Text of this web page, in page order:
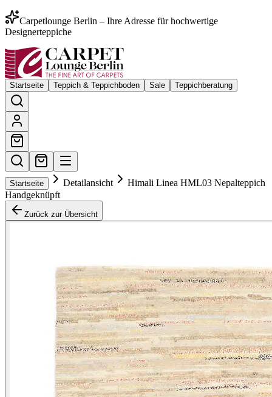
Carpetlounge Berlin – Ihre Adresse für hochwertige
Designerteppiche
Startseite Teppich & Teppichboden Sale Teppichberatung
Startseite Detailansicht
Himali Linea HML03 Nepalteppich
Handgeknüpft
Zurück zur Übersicht